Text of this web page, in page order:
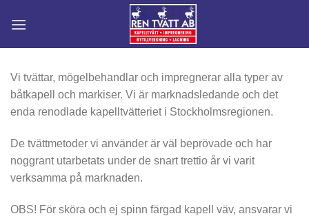
Vi tvättar, mögelbehandlar och impregnerar alla typer av
båtkapell och markiser. Vi är marknadsledande och det
enda renodlade kapelltvätteriet i Stockholmsregionen.
De tvättmetoder vi använder är väl beprövade och har
noggrant utarbetats under de snart trettio år vi varit
verksamma på marknaden.
OBS! För sköra och ej spinn färgad kapell väv, ansvarar vi